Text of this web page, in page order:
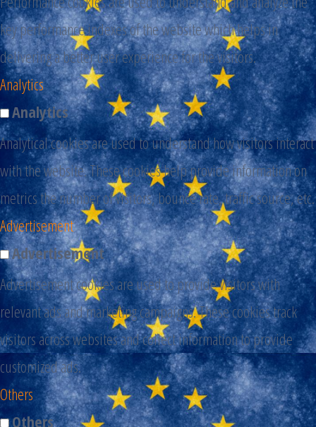
key performance indexes of the website which helps in
delivering a better user experience for the visitors.
Analytics
Analytics
Analytical cookies are used to understand how visitors interact
with the website. These cookies help provide information on
metrics the number of visitors, bounce rate, traffic source, etc.
Advertisement
Advertisement
Advertisement cookies are used to provide visitors with
relevant ads and marketing campaigns. These cookies track
visitors across websites and collect information to provide
customized ads.
Others
Others